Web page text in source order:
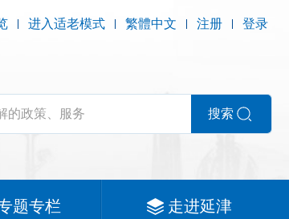
进入适老模式 繁體中文 注册 登录
搜索
题专栏 走进延津